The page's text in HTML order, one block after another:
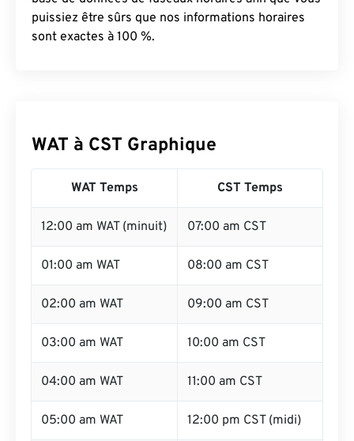
puissiez être sûrs que nos informations horaires
sont exactes à 100 %.
WAT à CST Graphique
WAT Temps CST Temps
12:00 am WAT (minuit) 07:00 am CST
01:00 am WAT 08:00 am CST
02:00 am WAT 09:00 am CST
03:00 am WAT 10:00 am CST
04:00 am WAT 11:00 am CST
05:00 am WAT 12:00 pm CST (midi)